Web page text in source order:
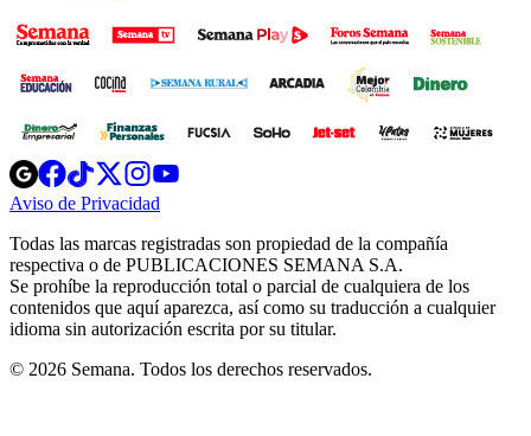
Opens
in
new
Opens
in
new
Opens
in
new
window
Opens
new
windowwindow
Aviso de Privacidad
new
window
Todas las marcas registradas son propiedad de la compañía
respectiva o de PUBLICACIONES SEMANA S.A.
Se prohíbe la reproducción total o parcial de cualquiera de los
contenidos que aquí aparezca, así como su traducción a cualquier
idioma sin autorización escrita por su titular.
© 2026 Semana. Todos los derechos reservados.